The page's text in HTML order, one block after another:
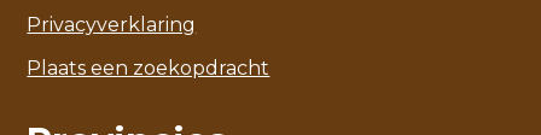
Privacyverklaring
Plaats een zoekopdracht